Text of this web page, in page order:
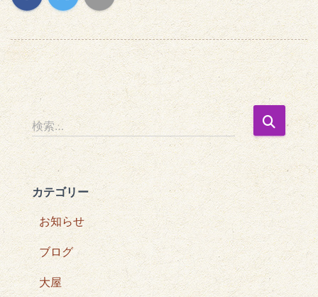
検
索
:
検索…
カテゴリー
お知らせ
ブログ
大屋